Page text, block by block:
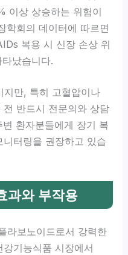
이상 상승하는 위험이
학회의 데이터에 따르면
복용 시 신장 손상 위
났습니다.
지만, 특히 고혈압이나
반드시 전문의와 상담
환자분들에게 장기 복
터링을 권장하고 있습
과와 부작용
라보노이드로서 강력한
기능식품 시장에서